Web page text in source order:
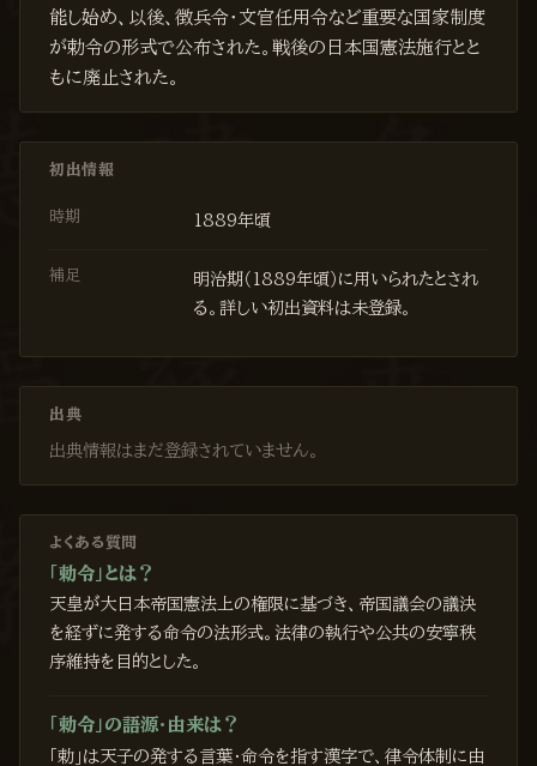
能し始め、以後、徴兵令・文官任用令など重要な国家制度
が勅令の形式で公布された。戦後の日本国憲法施行とと
もに廃止された。
初出情報
時期 1889年頃
補足
明治期（1889年頃）に用いられたとされ
る。詳しい初出資料は未登録。
出典
出典情報はまだ登録されていません。
よくある質問
「勅令」とは？
天皇が大日本帝国憲法上の権限に基づき、帝国議会の議決
を経ずに発する命令の法形式。法律の執行や公共の安寧秩
序維持を目的とした。
「勅令」の語源・由来は？
「勅」は天子の発する言葉・命令を指す漢字で、律令体制に由